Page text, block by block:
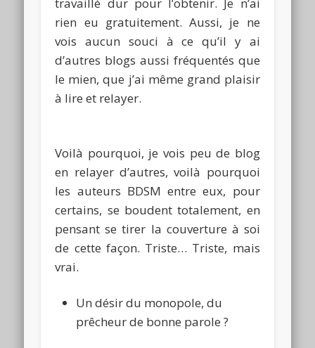
rien eu gratuitement. Aussi, je ne
vois aucun souci à ce qu’il y ai
d’autres blogs aussi fréquentés que
le mien, que j’ai même grand plaisir
à lire et relayer.
Voilà pourquoi, je vois peu de blog
en relayer d’autres, voilà pourquoi
les auteurs BDSM entre eux, pour
certains, se boudent totalement, en
pensant se tirer la couverture à soi
de cette façon. Triste… Triste, mais
vrai.
Un désir du monopole, du
prêcheur de bonne parole ?